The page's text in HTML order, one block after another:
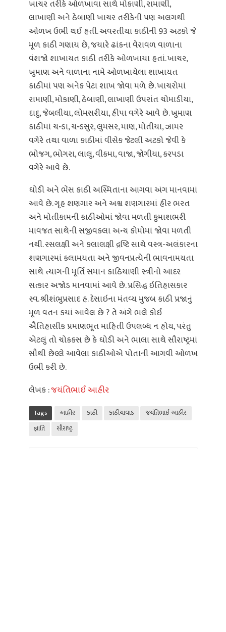
ખાચર તરીકે ઓળખાવા સાથે મોકાણી, રામાણી,
લાખાણી અને ઠેબાણી ખાચર તરીકેની પણ અલગથી
ઓળખ ઉભી થઈ હતી. અવરતીયા કાઠીની 93 અટકો જે
મૂળ કાઠી ગણાય છે, જયારે ઢાંકના વેરાવળ વાળાના
વંશજો શાખાયત કાઠી તરીકે ઓળખાયા હતાં. ખાચર,
ખુમાણ અને વાળાના નામે ઓળખાયેલા શાખાયત
કાઠીમાં પણ અનેક પેટા શાખ જોવા મળે છે. ખાચરોમાં
રામાણી, મોકાણી, ઠેબાણી, લાખાણી ઉપરાંત ચોમાડીયા,
દાદુ, જેબલીયા, લોમસરીયા, હીપા વગેરે આવે છે. ખુમાણ
કાઠીમાં ચન્ડા, ચન્ડસુર, લુમસર, માણ, મોતીયા, ઝામર
વગેરે તથા વાળા કાઠીમાં વીસેક જેટલી અટકો જેવી કે
ભોજગ, ભોગરા, લાલુ, વીકમા, વાજા, જોગીયા, કરપડા
વગેરે આવે છે.
ઘોડી અને ભેંસ કાઠી અસ્મિતાના આગવા અંગ માનવામાં
આવે છે. ગૃહ શણગાર અને અશ્વ શણગારમાં હીર ભરત
અને મોતીકામની કાઠીઓમાં જોવા મળતી કુમાશભરી
માવજત સાથેની સજીવકલા અન્ય કોમોમાં જોવા મળતી
નથી. રસલક્ષી અને કલાલક્ષી દ્રષ્ટિ સાથે વસ્ત્ર-અલંકારના
શણગારમાં કલામયતા અને જીવનપ્રત્યેની ભાવનામયતા
સાથે ત્યાગની મૂર્તિ સમાન કાઠિયાણી સ્ત્રીનો આદર
સત્કાર અજોડ માનવામાં આવે છે. પ્રસિદ્ધ ઇતિહાસકાર
સ્વ. શ્રીશંભુપ્રસાદ હ. દેસાઇના મંતવ્ય મુજબ કાઠી પ્રજાનું
મૂળ વતન કયાં આવેલ છે ? તે અંગે ભલે કોઈ
ઐતિહાસીક પ્રમાણભૂત માહિતી ઉપલબ્ધ ન હોય, પરંતુ
એટલું તો ચોકકસ છે કે ઘોડી અને ભાલા સાથે સૌરાષ્ટ્રમાં
સૌથી છેલ્લે આવેલા કાઠીઓએ પોતાની આગવી ઓળખ
ઉભી કરી છે.
લેખક :જયંતિભાઈ આહીર
Tags આહીર કાઠી કાઠીયાવાડ
જયંતિભાઈ આહીર
જ્ઞાતિ
સૌરાષ્‍ટ્ર